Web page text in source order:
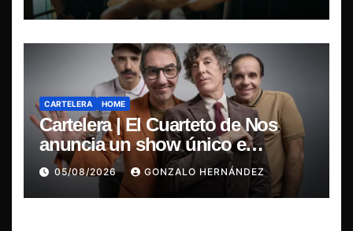
CARTELERA HOME
Cartelera | El Cuarteto de Nos
anuncia un show único e
irrepetible en el Movistar Arena
05/08/2026 GONZALO HERNÁNDEZ